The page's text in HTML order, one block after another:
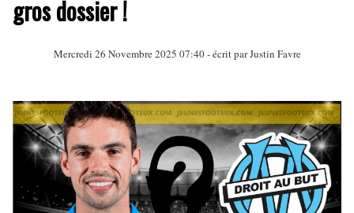
gros dossier !
Mercredi 26 Novembre 2025 07:40 - écrit parJustin Favre